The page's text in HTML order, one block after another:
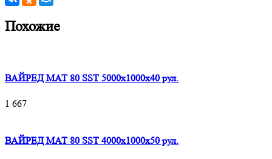
Похожие
ВАЙРЕД МАТ 80 SST 5000x1000x40 рул.
1 667
ВАЙРЕД МАТ 80 SST 4000x1000x50 рул.